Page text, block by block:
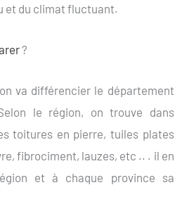
et du climat fluctuant.
?
va différencier le département
le région, on trouve dans
toitures en pierre, tuiles plates
fibrociment, lauzes, etc .. . il en
et à chaque province sa